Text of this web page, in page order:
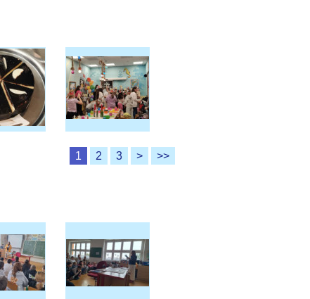
1 2 3 > >>